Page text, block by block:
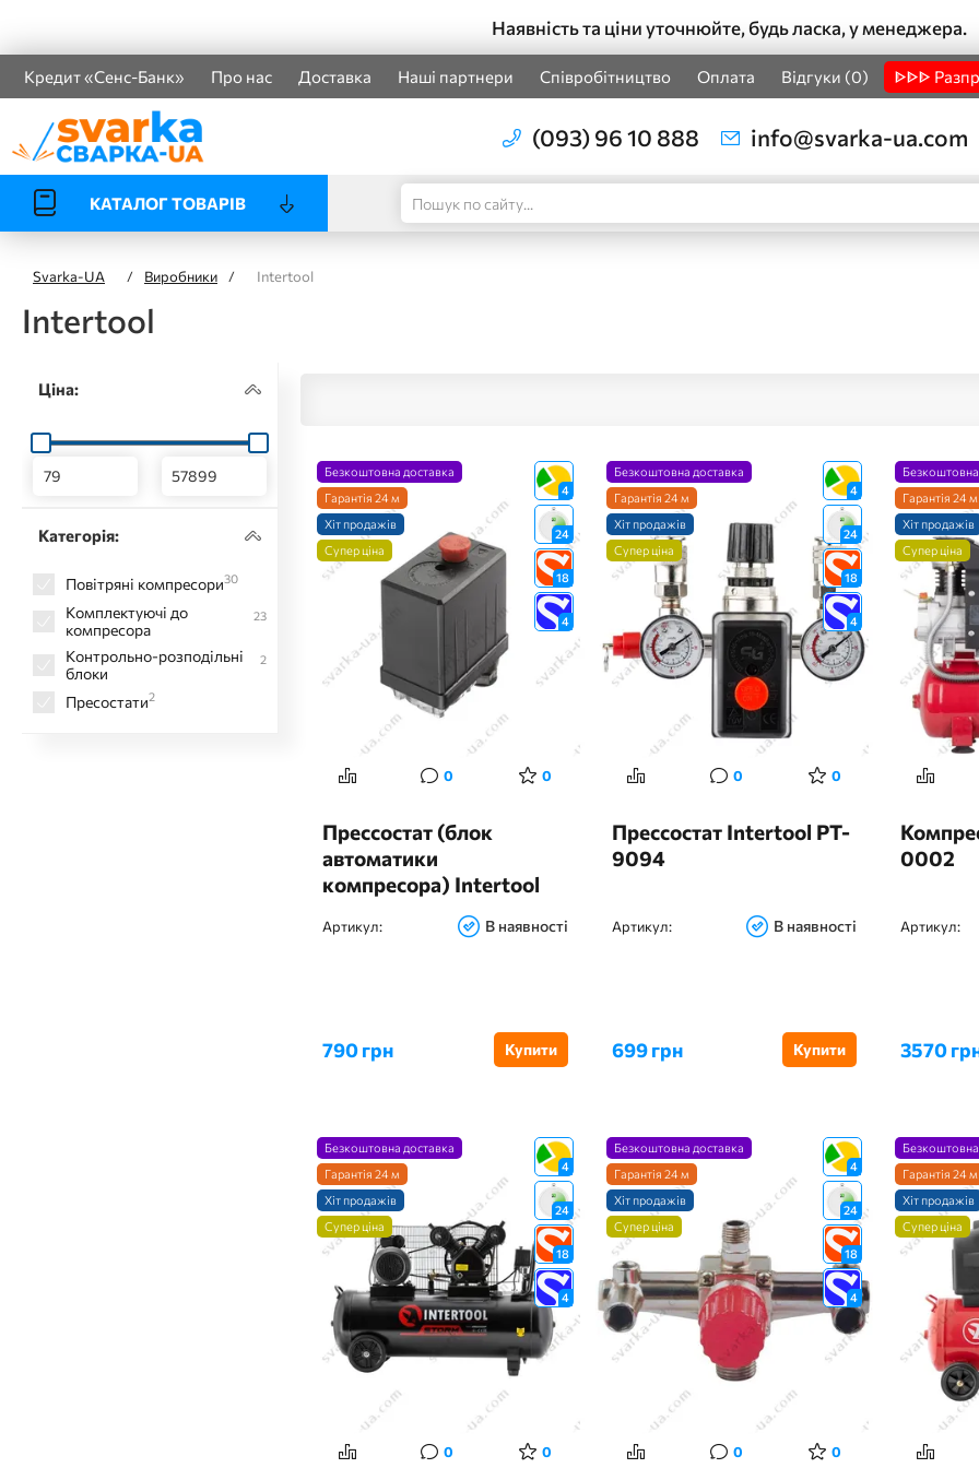
Наявність та ціни уточнюйте, будь ласка, у менеджера.
Кредит «Сенс-Банк» Про нас Доставка Наші партнери Співробітництво Оплата Відгуки (0) ᐈᐈᐈ
(093) 96 10 888 info@svarka-ua.com
КАТАЛОГ ТОВАРІВ
Svarka-UA / Виробники / Intertool
Intertool
Ціна:
Категорія:
Повітряні компресори30
Комплектуючі до
компресора
23
Контрольно-розподільні
блоки
2
Пресостати2
4
24
18
4
Безкоштовна доставка
Гарантія 24 м
Хіт продажів
Супер ціна
0 0
Прессостат (блок
автоматики
компресора) Intertool
Артикул: В наявності
790 грн Купити
4
24
18
4
Безкоштовна доставка
Гарантія 24 м
Хіт продажів
Супер ціна
0 0
Прессостат Intertool PT-
9094
Артикул: В наявності
699 грн Купити
Безкоштовна
Гарантія 24 м
Хіт продажів
Супер ціна
0002
Артикул:
3570
4
24
18
4
Безкоштовна доставка
Гарантія 24 м
Хіт продажів
Супер ціна
0 0
4
24
18
4
Безкоштовна доставка
Гарантія 24 м
Хіт продажів
Супер ціна
0 0
Безкоштовна
Гарантія 24 м
Хіт продажів
Супер ціна